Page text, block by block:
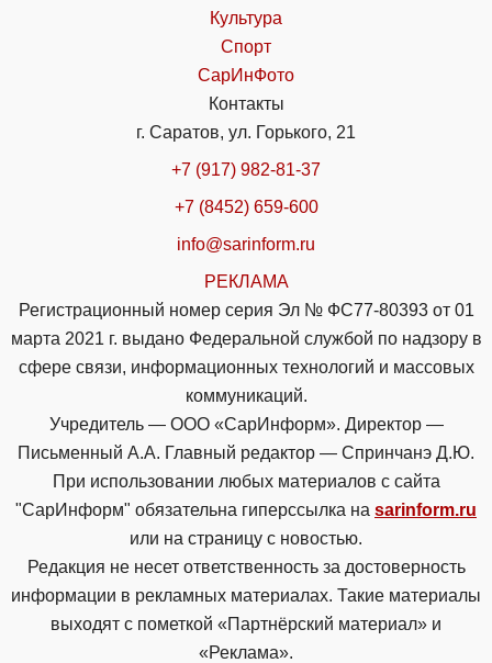
Культура
Спорт
СарИнФото
Контакты
г. Саратов, ул. Горького, 21
+7 (917) 982-81-37
+7 (8452) 659-600
info@sarinform.ru
РЕКЛАМА
Регистрационный номер серия Эл № ФС77-80393 от 01
марта 2021 г. выдано Федеральной службой по надзору в
сфере связи, информационных технологий и массовых
коммуникаций.
Учредитель — ООО «СарИнформ». Директор —
Письменный А.А. Главный редактор — Спринчанэ Д.Ю.
При использовании любых материалов с сайта
"СарИнформ" обязательна гиперссылка на sarinform.ru
или на страницу с новостью.
Редакция не несет ответственность за достоверность
информации в рекламных материалах. Такие материалы
выходят с пометкой «Партнёрский материал» и
«Реклама».